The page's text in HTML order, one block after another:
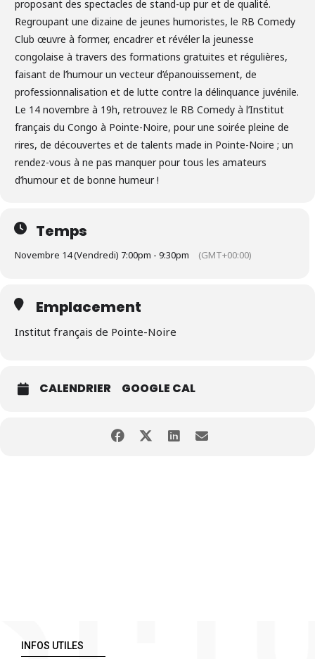
proposant des spectacles de stand-up pur et de qualité.
Regroupant une dizaine de jeunes humoristes, le RB Comedy
Club œuvre à former, encadrer et révéler la jeunesse
congolaise à travers des formations gratuites et régulières,
faisant de l’humour un vecteur d’épanouissement, de
professionnalisation et de lutte contre la délinquance juvénile.
Le 14 novembre à 19h, retrouvez le RB Comedy à l’Institut
français du Congo à Pointe-Noire, pour une soirée pleine de
rires, de découvertes et de talents made in Pointe-Noire ; un
rendez-vous à ne pas manquer pour tous les amateurs
d’humour et de bonne humeur !
Temps
Novembre 14 (Vendredi) 7:00pm - 9:30pm (GMT+00:00)
Emplacement
Institut français de Pointe-Noire
CALENDRIER GOOGLE CAL
INFOS UTILES